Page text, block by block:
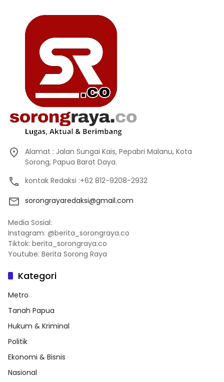
Alamat : Jalan Sungai Kais, Pepabri Malanu, Kota
Sorong, Papua Barat Daya.
kontak Redaksi :+62 812-9208-2932
sorongrayaredaksi@gmail.com
Media Sosial:
Instagram: @berita_sorongraya.co
Tiktok: berita_sorongraya.co
Youtube: Berita Sorong Raya
Kategori
Metro
Tanah Papua
Hukum & Kriminal
Politik
Ekonomi & Bisnis
Nasional